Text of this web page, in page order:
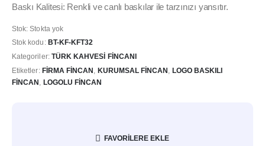
Baskı Kalitesi: Renkli ve canlı baskılar ile tarzınızı yansıtır.
Stok:Stokta yok
Stok kodu: BT-KF-KFT32
Kategoriler: TÜRK KAHVESI FINCANI
Etiketler: FIRMA FINCAN, KURUMSAL FINCAN, LOGO BASKILI
FINCAN, LOGOLU FINCAN
FAVORILERE EKLE